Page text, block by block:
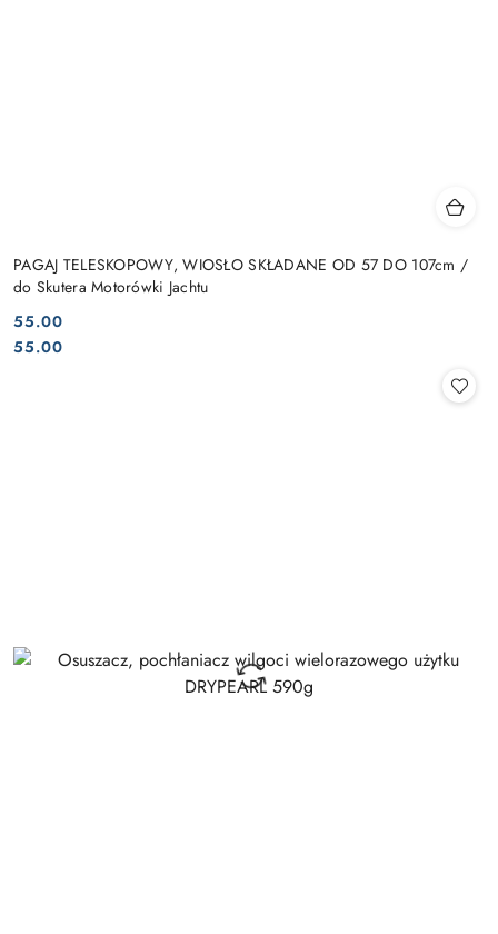
PAGAJ TELESKOPOWY, WIOSŁO SKŁADANE OD 57 DO 107cm /
do Skutera Motorówki Jachtu
Cena:
55.00
Cena:
55.00